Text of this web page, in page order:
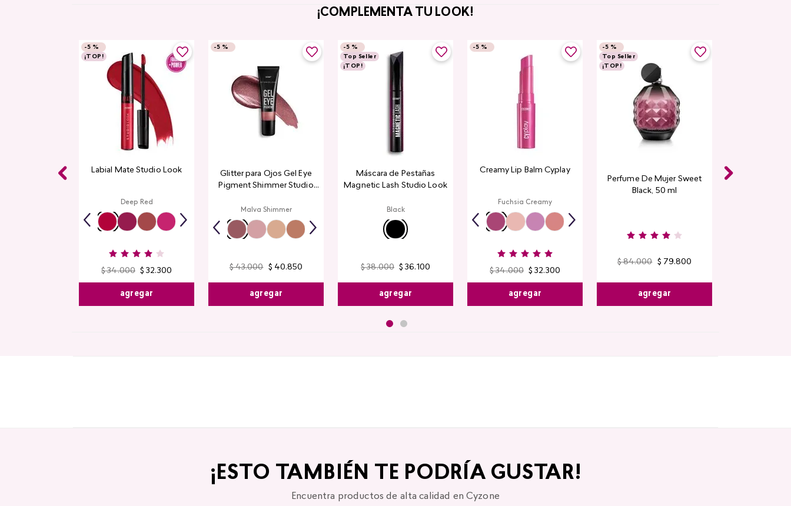
¡COMPLEMENTA TU LOOK!
-5 %
¡TOP!
Labial Mate Studio Look
Deep Red
$ 34.000 $ 32.300
agregar
-5 %
Glitter para Ojos Gel Eye
Pigment Shimmer Studio
Malva Shimmer
$ 43.000 $ 40.850
agregar
-5 %
Top Seller
¡TOP!
Máscara de Pestañas
Magnetic Lash Studio Look
Black
$ 38.000 $ 36.100
agregar
-5 %
Creamy Lip Balm Cyplay
Fuchsia Creamy
$ 34.000 $ 32.300
agregar
-5 %
Top Seller
¡TOP!
Perfume De Mujer Sweet
Black, 50 ml
$ 84.000 $ 79.800
agregar
¡ESTO TAMBIÉN TE PODRÍA GUSTAR!
Encuentra productos de alta calidad en Cyzone